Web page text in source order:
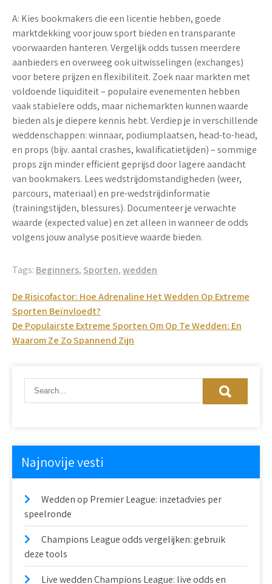
A: Kies bookmakers die een licentie hebben, goede
marktdekking voor jouw sport bieden en transparante
voorwaarden hanteren. Vergelijk odds tussen meerdere
aanbieders en overweeg ook uitwisselingen (exchanges)
voor betere prijzen en flexibiliteit. Zoek naar markten met
voldoende liquiditeit – populaire evenementen hebben
vaak stabielere odds, maar nichemarkten kunnen waarde
bieden als je diepere kennis hebt. Verdiep je in verschillende
weddenschappen: winnaar, podiumplaatsen, head-to-head,
en props (bijv. aantal crashes, kwalificatietijden) – sommige
props zijn minder efficiënt geprijsd door lagere aandacht
van bookmakers. Lees wedstrijdomstandigheden (weer,
parcours, materiaal) en pre-wedstrijdinformatie
(trainingstijden, blessures). Documenteer je verwachte
waarde (expected value) en zet alleen in wanneer de odds
volgens jouw analyse positieve waarde bieden.
Tags: Beginners, Sporten,wedden
Post
navigation
De Risicofactor: Hoe Adrenaline Het Wedden Op Extreme
Sporten Beïnvloedt?
De Populairste Extreme Sporten Om Op Te Wedden: En
Waarom Ze Zo Spannend Zijn
Najnovije vesti
Wedden op Premier League: inzetadvies per
speelronde
Champions League odds vergelijken: gebruik
deze tools
Live wedden Champions League: live odds en